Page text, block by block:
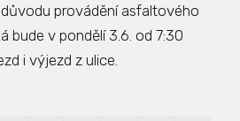
provádění asfaltového
bude v pondělí 3.6. od 7:30
i výjezd z ulice.